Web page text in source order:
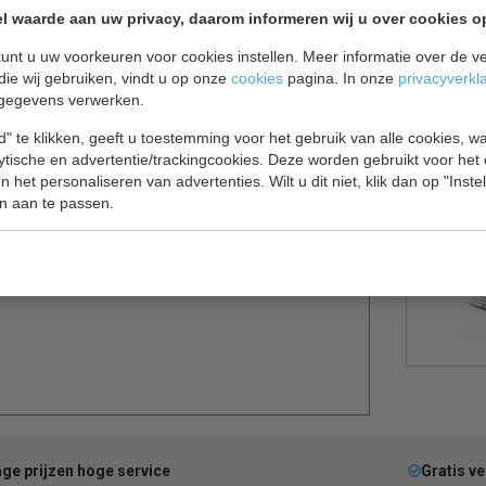
waarde aan uw privacy, daarom informeren wij u over cookies
u uw voorkeuren voor cookies instellen. Meer informatie over de
wij gebruiken, vindt u op onze cookies pagina. In onze
verwerken.
te klikken, geeft u toestemming voor het gebruik van alle cookies,
en advertentie/trackingcookies. Deze worden gebruikt voor het
het personaliseren van advertenties. Wilt u dit niet, klik dan op
aan te passen.
koelkast
koelkast is van RVS, heeft een omkeerbare
prijzen hoge service Gratis